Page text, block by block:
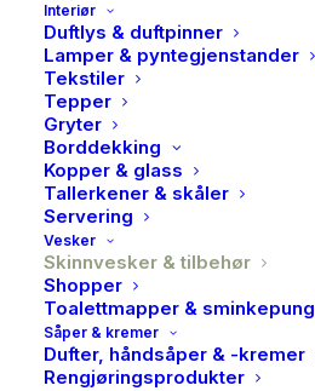
Interiør
Duftlys & duftpinner
Lamper & pyntegjenstander
Tekstiler
Tepper
Gryter
Borddekking
Kopper & glass
Tallerkener & skåler
Servering
Vesker
Skinnvesker & tilbehør
Shopper
Toalettmapper & sminkepung
Såper & kremer
Dufter, håndsåper & -kremer
Rengjøringsprodukter